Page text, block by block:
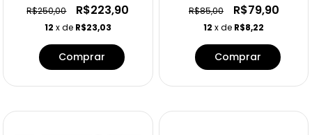
R$250,00 R$223,90
12 x de R$23,03
R$85,00 R$79,90
12 x de R$8,22